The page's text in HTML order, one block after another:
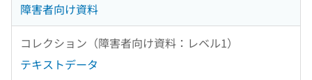
障害者向け資料
コレクション（障害者向け資料：レベル1）
テキストデータ